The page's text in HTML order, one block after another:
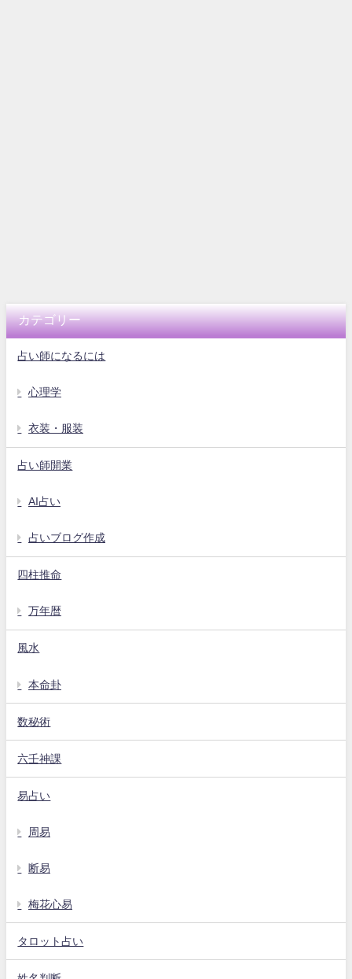
カテゴリー
占い師になるには
心理学
衣装・服装
占い師開業
AI占い
占いブログ作成
四柱推命
万年暦
風水
本命卦
数秘術
六壬神課
易占い
周易
断易
梅花心易
タロット占い